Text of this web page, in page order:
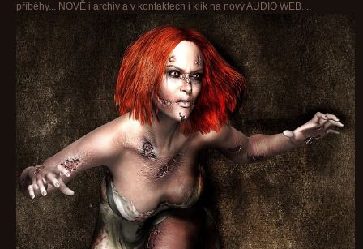
příběhy... NOVĚ i archiv a v kontaktech i klik na nový AUDIO WEB....